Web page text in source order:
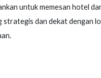
untuk memesan hotel
strategis dan dekat dengan